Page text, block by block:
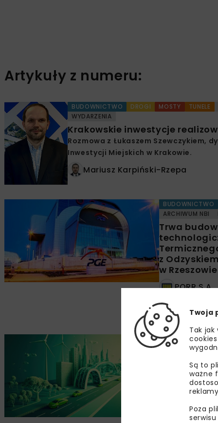
Artykuły z numeru:
BUDOWNICTWO DROGI MOSTY
TUNELE
WYDARZENIA
Krakowskie inwestycje
Rozmowa z Łukaszem Szewczykiem,
Inwestycji Miejskich w Krakowie.
Mariusz Karpiński-Rzepa
BUDOWNICTWO
ARCHIWUM NBI
Trwa
z
w Rzeszowie
PORR S.A.
PGE
BUDOWNICTWO
ARCHIWUM NBI
Na drodze
Twoja
Tak
Są to
ważne
Poza